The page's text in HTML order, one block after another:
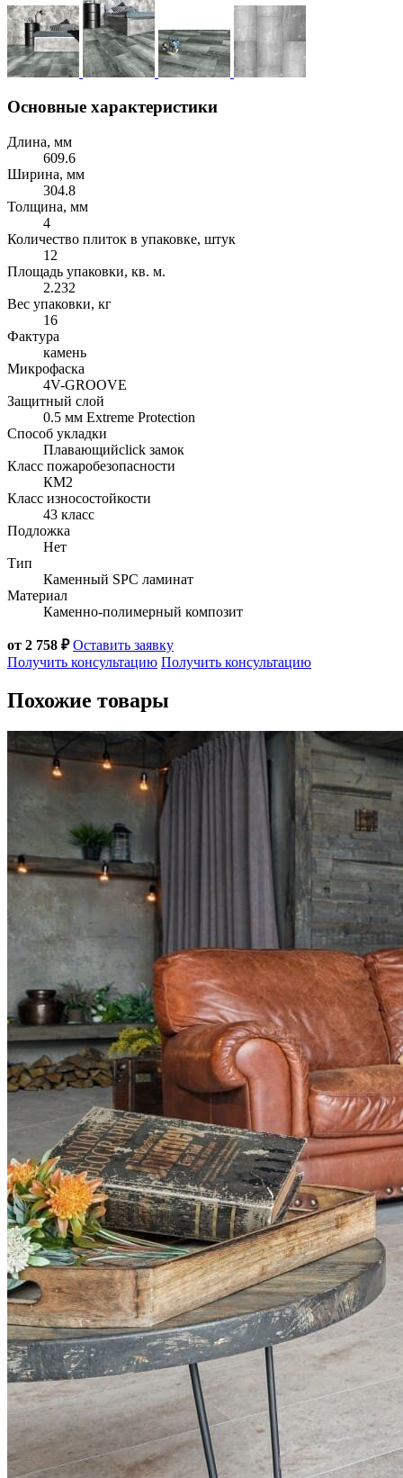
Основные характеристики
Длина, мм
609.6
Ширина, мм
304.8
Толщина, мм
4
Количество плиток в упаковке, штук
12
Площадь упаковки, кв. м.
2.232
Вес упаковки, кг
16
Фактура
камень
Микрофаска
4V-GROOVE
Защитный слой
0.5 мм Extreme Protection
Способ укладки
Плавающийclick замок
Класс пожаробезопасности
КМ2
Класс износостойкости
43 класс
Подложка
Нет
Тип
Каменный SPC ламинат
Материал
Каменно-полимерный композит
от 2 758 ₽Оставить заявку
Получить консультацию Получить консультацию
Похожие товары